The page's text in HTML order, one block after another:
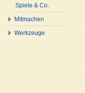
Spiele & Co.
Mitmachen
Werkzeuge